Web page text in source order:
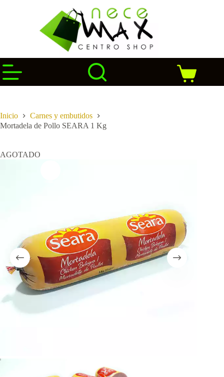
Carro
de
Inicio
Carnes y embutidos
Mortadela de Pollo SEARA 1 Kg
AGOTADO